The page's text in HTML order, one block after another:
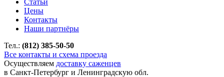
Цены
Контакты
Наши партнёры
Тел.: (812) 385-50-50
Все контакты и схема проезда
Осуществляем доставку саженцев
в Санкт-Петербург и Ленинградскую обл.